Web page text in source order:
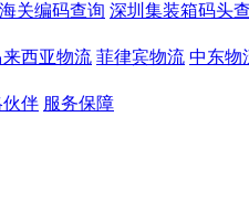
海关编码查询 深圳集装箱码头
来西亚物流 菲律宾物流 中东物
伴 服务保障